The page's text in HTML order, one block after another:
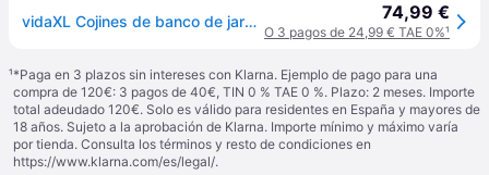
vidaXL Cojines de banco de jardín 2 uds tela Oxford gris 200x50x7 cm - Gris 74,99 €
O 3 pagos de 24,99 € TAE 0%¹
¹*Paga en 3 plazos sin intereses con Klarna. Ejemplo de pago para una
compra de 120€: 3 pagos de 40€, TIN 0 % TAE 0 %. Plazo: 2 meses. Importe
total adeudado 120€. Solo es válido para residentes en España y mayores de
18 años. Sujeto a la aprobación de Klarna. Importe mínimo y máximo varía
por tienda. Consulta los términos y resto de condiciones en
https://www.klarna.com/es/legal/.